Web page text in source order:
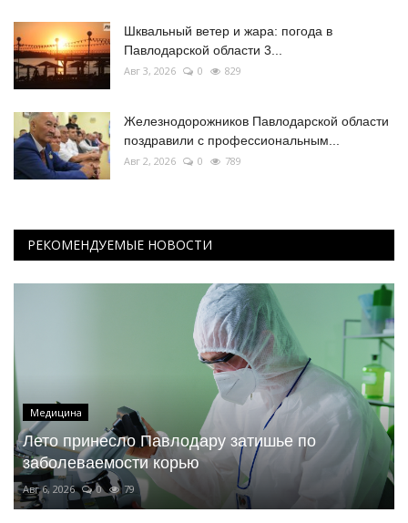
Шквальный ветер и жара: погода в
Павлодарской области 3...
Авг 3, 2026 0 829
Железнодорожников Павлодарской области
поздравили с профессиональным...
Авг 2, 2026 0 789
РЕКОМЕНДУЕМЫЕ НОВОСТИ
Медицина
Лето принесло Павлодару затишье по
заболеваемости корью
Авг 6, 2026 0 79